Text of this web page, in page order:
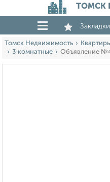
ТОМСК
Закладки
Томск Недвижимость
3‑комнатные
Объявление